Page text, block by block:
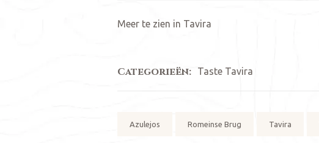
Meer te zien in Tavira
Categorieën: Taste Tavira
Azulejos Romeinse Brug Tavira